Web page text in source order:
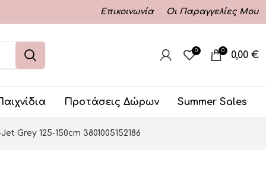
Επικοινωνία Οι Παραγγελίες Μου
0 0 0,00 €
Προτάσεις Δώρων Summer Sales
Grey 125-150cm 3801005152186